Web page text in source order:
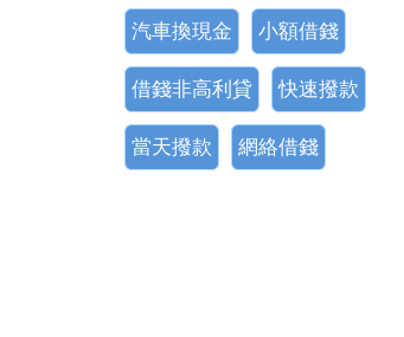
汽車換現金 小額借錢
借錢非高利貸 快速撥款
當天撥款 網絡借錢